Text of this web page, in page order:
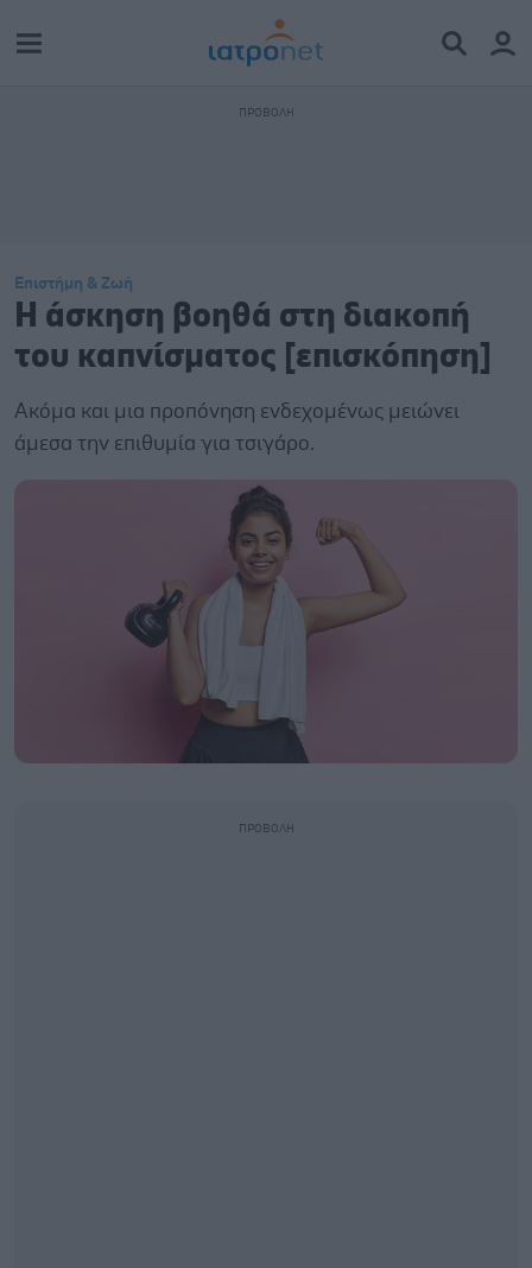
Επιστήμη & Ζωή
Η άσκηση βοηθά στη διακοπή
του καπνίσματος [επισκόπηση]
Ακόμα και μια προπόνηση ενδεχομένως μειώνει
άμεσα την επιθυμία για τσιγάρο.